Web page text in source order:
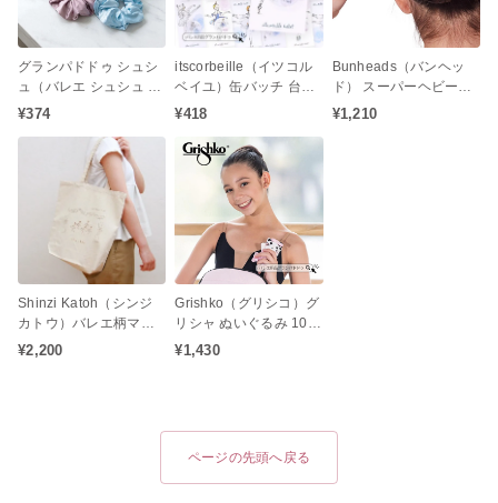
グランパドドゥ シュシ
ュ（バレエ シュシュ サ
テン お団子 ギフト 子供
¥374
itscorbeille（イツコル
ベイユ）缶バッチ 台紙
付き（バレエステーシ
返し 発表会お返し 白鳥
の湖 眠れる森の美女 く
るみ割り人形 ドン・キ
ホーテ ジゼル）
¥418
Bunheads（バンヘッ
ド） スーパーヘビーウ
エイト ヘアピン Uピン
（長さ7.6cmタイプ）
¥1,210
Shinzi Katoh（シンジ
カトウ）バレエ柄マチ
付きトートバッグ レ
¥2,200
Grishko（グリシコ）グ
リシャ ぬいぐるみ 10c
m（発表会 ギフト バレ
¥1,430
ページの先頭へ戻る